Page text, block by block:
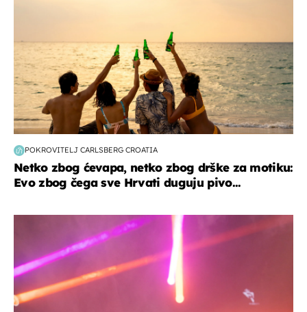
POKROVITELJ CARLSBERG CROATIA
Netko zbog ćevapa, netko zbog drške za motiku:
Evo zbog čega sve Hrvati duguju pivo...